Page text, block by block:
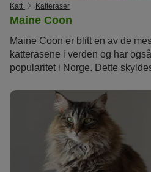
Katt Katteraser
Maine Coon
Maine Coon er blitt en av de
katterasene i verden og har
popularitet i Norge. Dette